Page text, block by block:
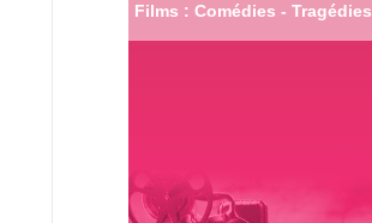
Films : Comédies - Tragédies